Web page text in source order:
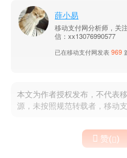
薛小易
移动支付网分析师，关
信：xx13076990577
已在移动支付网发表969
本文为作者授权发布，不代表
源，未按照规范转载者，移动
 赞()